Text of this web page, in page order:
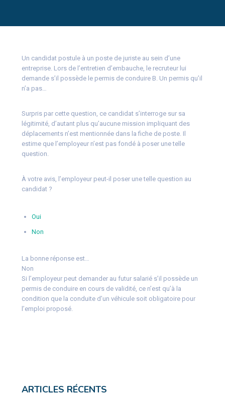
Un candidat postule à un poste de juriste au sein d’une
entreprise. Lors de l’entretien d’embauche, le recruteur lui
demande s’il possède le permis de conduire B. Un permis qu’il
n’a pas…
Surpris par cette question, ce candidat s’interroge sur sa
légitimité, d’autant plus qu’aucune mission impliquant des
déplacements n’est mentionnée dans la fiche de poste. Il
estime que l’employeur n’est pas fondé à poser une telle
question.
À votre avis, l’employeur peut-il poser une telle question au
candidat ?
Oui
Non
La bonne réponse est…
Non
Si l’employeur peut demander au futur salarié s’il possède un
permis de conduire en cours de validité, ce n’est qu’à la
condition que la conduite d’un véhicule soit obligatoire pour
l’emploi proposé.
ARTICLES RÉCENTS